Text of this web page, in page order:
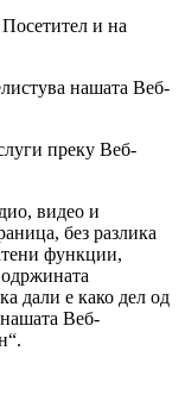
и на
нашата Веб-
преку Веб-
видео и
без разлика
функции,
дали е како дел од
Веб-